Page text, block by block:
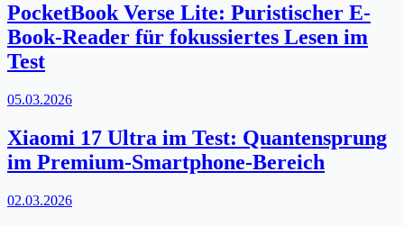
PocketBook Verse Lite: Puristischer E-
Book-Reader für fokussiertes Lesen im
Test
05.03.2026
Xiaomi 17 Ultra im Test: Quantensprung
im Premium-Smartphone-Bereich
02.03.2026